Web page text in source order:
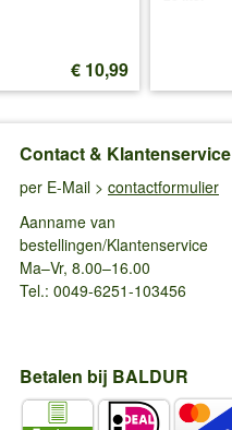
€ 10,99
Contact & Klantenservice
per E-Mail > contactformulier
Aanname van
bestellingen/Klantenservice
Ma–Vr, 8.00–16.00
Tel.: 0049-6251-103456
Betalen bij BALDUR